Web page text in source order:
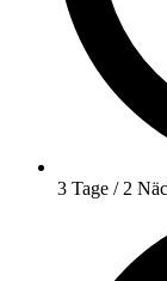
3 Tage / 2